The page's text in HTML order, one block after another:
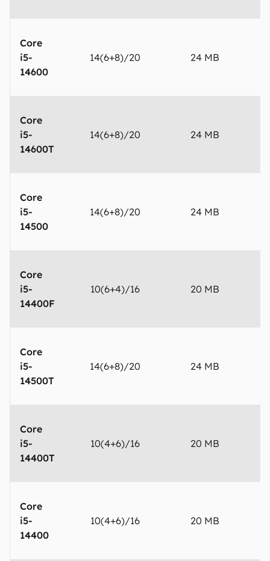
Core
i5-
14600
14(6+8)/20 24 MB
Core
i5-
14600T
14(6+8)/20 24 MB
Core
i5-
14500
14(6+8)/20 24 MB
Core
i5-
14400F
10(6+4)/16 20 MB
Core
i5-
14500T
14(6+8)/20 24 MB
Core
i5-
14400T
10(4+6)/16 20 MB
Core
i5-
14400
10(4+6)/16 20 MB